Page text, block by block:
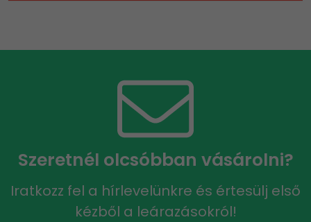
Szeretnél olcsóbban vásárolni?
Iratkozz fel a hírlevelünkre és értesülj első
kézből a leárazásokról!